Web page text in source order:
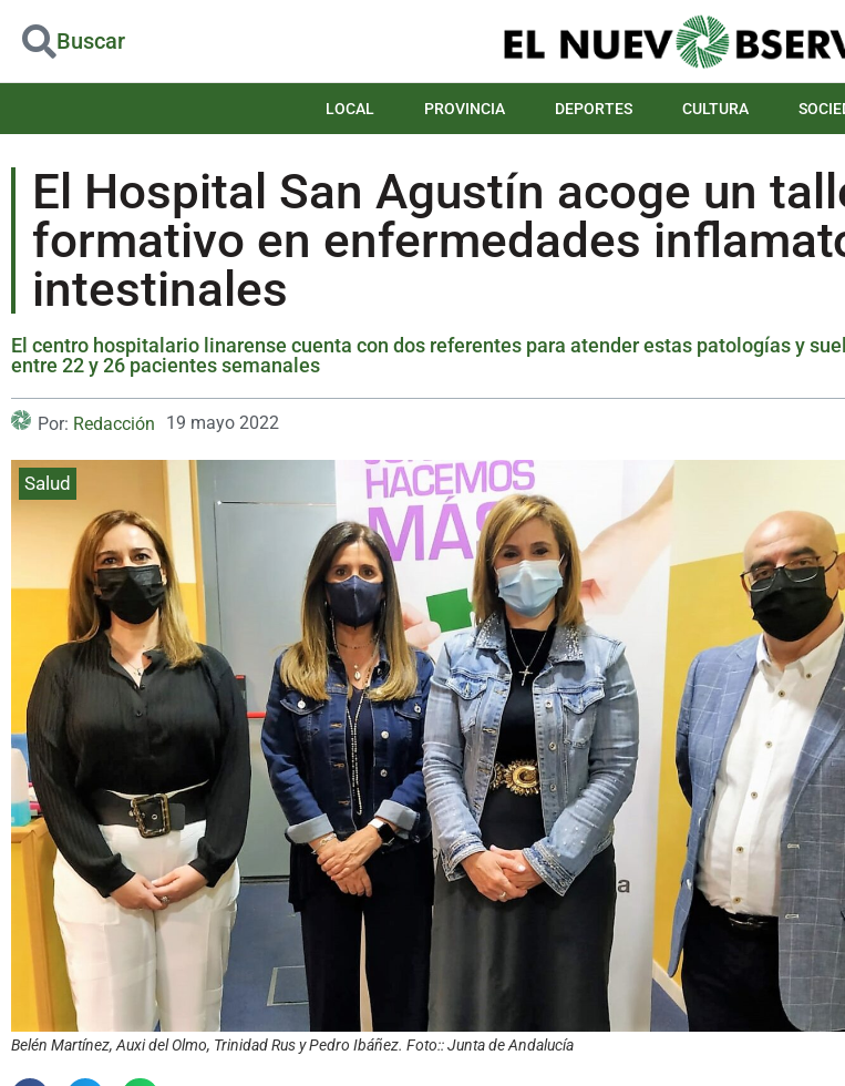
Buscar
LOCAL PROVINCIA DEPORTES CULTURA
El Hospital San Agustín acoge un
formativo en enfermedades
intestinales
El centro hospitalario linarense cuenta con dos referentes para atender estas patologías y
entre 22 y 26 pacientes semanales
Por: Redacción 19 mayo 2022
Salud
Belén Martínez, Auxi del Olmo, Trinidad Rus y Pedro Ibáñez. Foto:: Junta de Andalucía